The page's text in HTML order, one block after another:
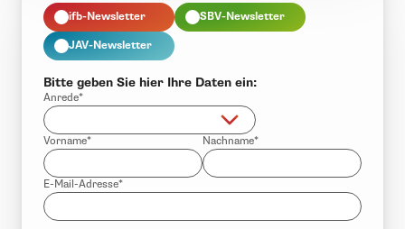
ifb-Newsletter SBV-Newsletter
JAV-Newsletter
Bitte geben Sie hier Ihre Daten ein:
Anrede*
Vorname* Nachname*
E-Mail-Adresse*